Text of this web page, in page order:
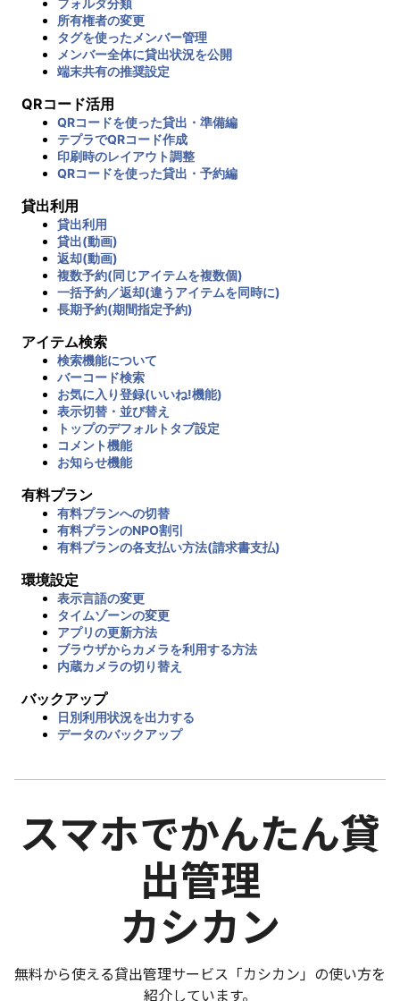
所有権者の変更
タグを使ったメンバー管理
メンバー全体に貸出状況を公開
端末共有の推奨設定
QRコード活用
QRコードを使った貸出・準備編
テプラでQRコード作成
印刷時のレイアウト調整
QRコードを使った貸出・予約編
貸出利用
貸出利用
貸出(動画)
返却(動画)
複数予約(同じアイテムを複数個)
一括予約／返却(違うアイテムを同時に)
長期予約(期間指定予約)
アイテム検索
検索機能について
バーコード検索
お気に入り登録(いいね!機能)
表示切替・並び替え
トップのデフォルトタブ設定
コメント機能
お知らせ機能
有料プラン
有料プランへの切替
有料プランのNPO割引
有料プランの各支払い方法(請求書支払)
環境設定
表示言語の変更
タイムゾーンの変更
アプリの更新方法
ブラウザからカメラを利用する方法
内蔵カメラの切り替え
バックアップ
日別利用状況を出力する
データのバックアップ
スマホでかんたん貸
出管理
カシカン
無料から使える貸出管理サービス「カシカン」の使い方を
紹介しています。